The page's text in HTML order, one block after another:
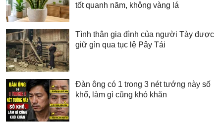
tốt quanh năm, không vàng lá
Tình thân gia đình của người Tày được
giữ gìn qua tục lệ Pây Tái
Đàn ông có 1 trong 3 nét tướng này số
khổ, làm gì cũng khó khăn